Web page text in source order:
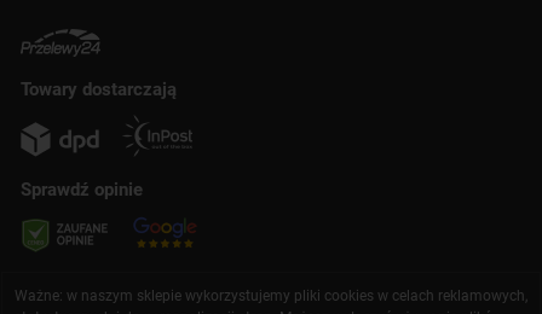
Towary dostarczają
Sprawdź opinie
Ważne: w naszym sklepie wykorzystujemy pliki cookies w celach reklamowych,